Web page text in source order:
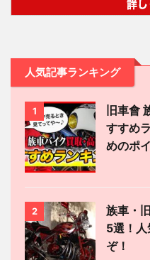
人気記事ランキング
1
旧車會
すすめ
めのポ
2
族車・
5選！
ぞ！